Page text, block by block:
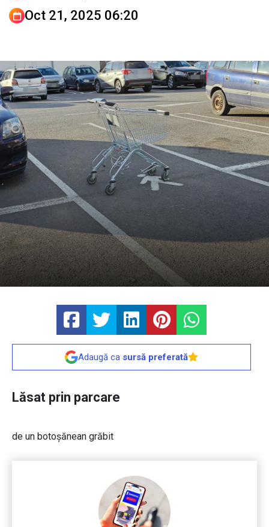
Oct 21, 2025 06:20
Adaugă ca sursă preferată
Lăsat prin parcare
de un botoșănean grăbit